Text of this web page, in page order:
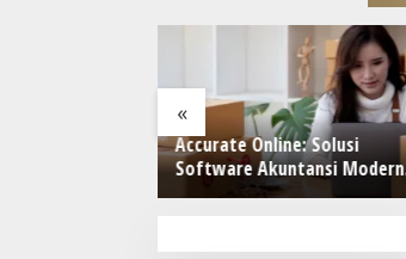
«
Accurate Online: Solusi
Software Akuntansi Modern
untuk Bisnis